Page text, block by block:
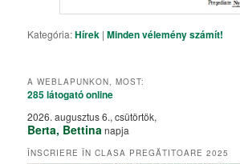
Kategória:Hírek |Minden vélemény számít!
A WEBLAPUNKON, MOST:
285 látogatóonline
2026. augusztus 6., csütörtök,
Berta, Bettinanapja
ÎNSCRIERE ÎN CLASA PREGĂTITOARE 2025